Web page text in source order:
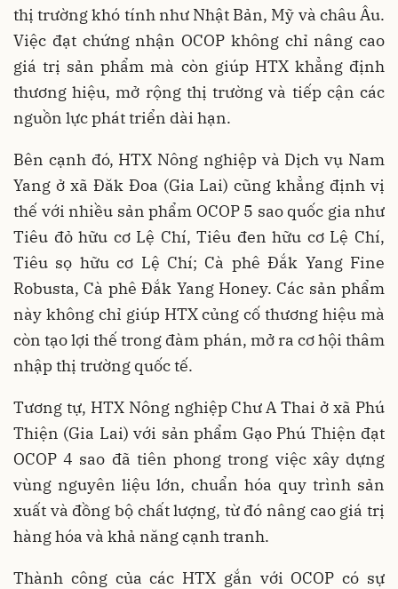
thị trường khó tính như Nhật Bản, Mỹ và châu Âu.
Việc đạt chứng nhận OCOP không chỉ nâng cao
giá trị sản phẩm mà còn giúp HTX khẳng định
thương hiệu, mở rộng thị trường và tiếp cận các
nguồn lực phát triển dài hạn.
Bên cạnh đó, HTX Nông nghiệp và Dịch vụ Nam
Yang ở xã Đăk Đoa (Gia Lai) cũng khẳng định vị
thế với nhiều sản phẩm OCOP 5 sao quốc gia như
Tiêu đỏ hữu cơ Lệ Chí, Tiêu đen hữu cơ Lệ Chí,
Tiêu sọ hữu cơ Lệ Chí; Cà phê Đắk Yang Fine
Robusta, Cà phê Đắk Yang Honey. Các sản phẩm
này không chỉ giúp HTX củng cố thương hiệu mà
còn tạo lợi thế trong đàm phán, mở ra cơ hội thâm
nhập thị trường quốc tế.
Tương tự, HTX Nông nghiệp Chư A Thai ở xã Phú
Thiện (Gia Lai) với sản phẩm Gạo Phú Thiện đạt
OCOP 4 sao đã tiên phong trong việc xây dựng
vùng nguyên liệu lớn, chuẩn hóa quy trình sản
xuất và đồng bộ chất lượng, từ đó nâng cao giá trị
hàng hóa và khả năng cạnh tranh.
Thành công của các HTX gắn với OCOP có sự